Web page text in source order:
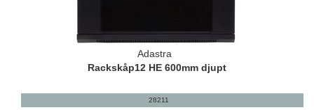
Adastra
Rackskåp12 HE 600mm djupt
28211